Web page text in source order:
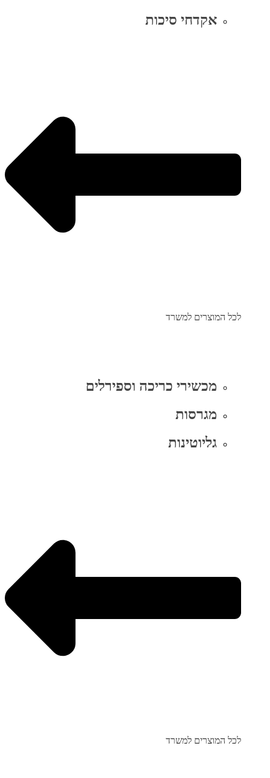
אקדחי סיכות
לכל המוצרים למשרד
מכשירי כריכה וספירלים
מגרסות
גליוטינות
לכל המוצרים למשרד